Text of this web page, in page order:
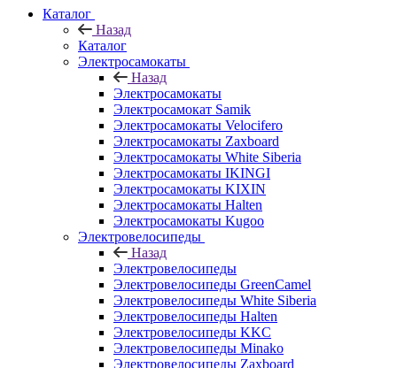
Каталог
Назад
Каталог
Электросамокаты
Назад
Электросамокаты
Электросамокат Samik
Электросамокаты Velocifero
Электросамокаты Zaxboard
Электросамокаты White Siberia
Электросамокаты IKINGI
Электросамокаты KIXIN
Электросамокаты Halten
Электросамокаты Kugoo
Электровелосипеды
Назад
Электровелосипеды
Электровелосипеды GreenCamel
Электровелосипеды White Siberia
Электровелосипеды Halten
Электровелосипеды KKC
Электровелосипеды Minako
Электровелосипеды Zaxboard